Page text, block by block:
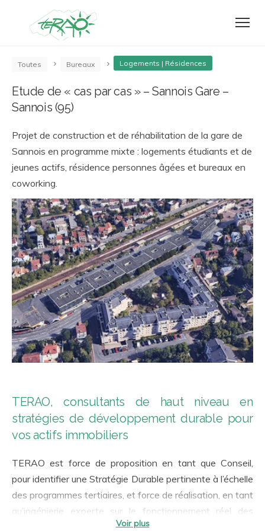
Toutes Bureaux Logements | Résidences
Etude de « cas par cas » – Sannois Gare –
Sannois (95)
Projet de construction et de réhabilitation de la gare de
Sannois en programme mixte : logements étudiants et de
jeunes actifs, résidence personnes âgées et bureaux en
coworking.
TERAO, consultants de haut niveau en
stratégies de développement durable pour
vos actifs immobiliers
TERAO est force de proposition en tant que Conseil,
pour identifier une Stratégie Durable pertinente à l’échelle
des programmes tertiaires, et force de réalisation, en tant
qu’ingénierie experte sur le fonctionnement réel des